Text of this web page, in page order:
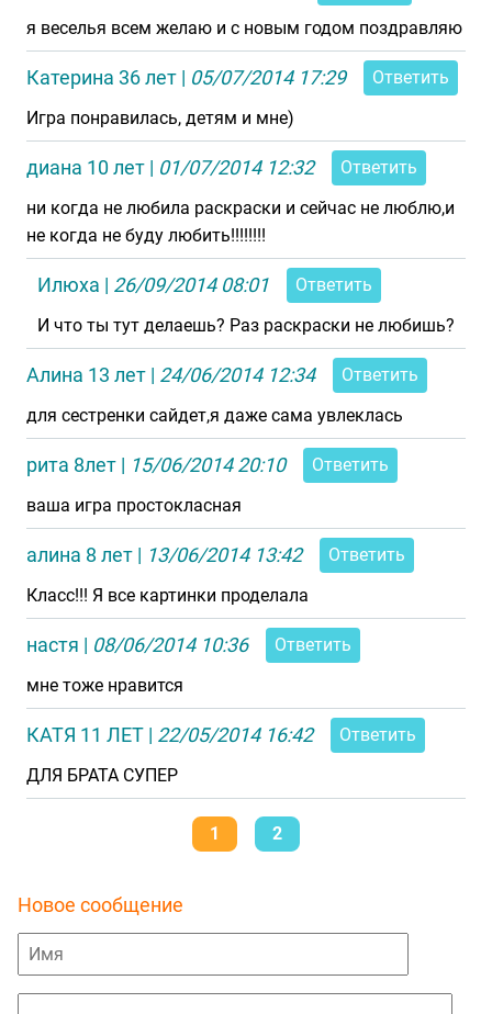
я веселья всем желаю и с новым годом поздравляю
Катерина 36 лет | 05/07/2014 17:29
Ответить
Игра понравилась, детям и мне)
диана 10 лет | 01/07/2014 12:32
Ответить
ни когда не любила раскраски и сейчас не люблю,и
не когда не буду любить!!!!!!!!
Илюха | 26/09/2014 08:01
Ответить
И что ты тут делаешь? Раз раскраски не любишь?
Алина 13 лет | 24/06/2014 12:34
Ответить
для сестренки сайдет,я даже сама увлеклась
рита 8лет | 15/06/2014 20:10
Ответить
ваша игра простокласная
алина 8 лет | 13/06/2014 13:42
Ответить
Класс!!! Я все картинки проделала
настя | 08/06/2014 10:36
Ответить
мне тоже нравится
КАТЯ 11 ЛЕТ | 22/05/2014 16:42
Ответить
ДЛЯ БРАТА СУПЕР
1 2
Новое сообщение